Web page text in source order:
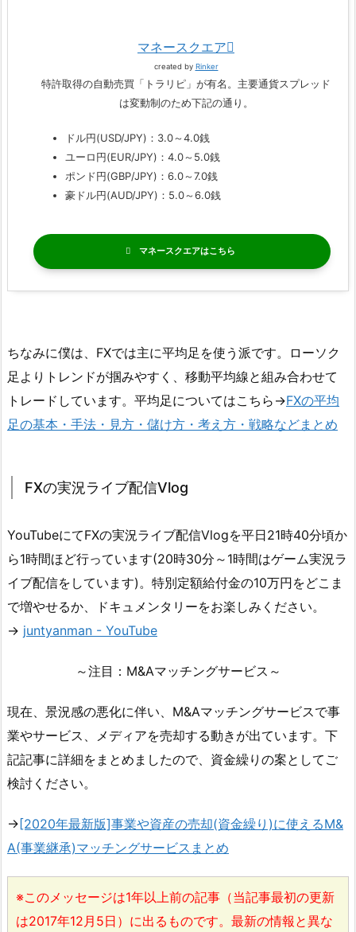
マネースクエア
created by Rinker
特許取得の自動売買「トラリピ」が有名。主要通貨スプレッド
は変動制のため下記の通り。
ドル円(USD/JPY)：3.0～4.0銭
ユーロ円(EUR/JPY)：4.0～5.0銭
ポンド円(GBP/JPY)：6.0～7.0銭
豪ドル円(AUD/JPY)：5.0～6.0銭
マネースクエア
ちなみに僕は、FXでは主に平均足を使う派です。ローソク
足よりトレンドが掴みやすく、移動平均線と組み合わせて
トレードしています。平均足についてはこちら→FXの平均
足の基本・手法・見方・儲け方・考え方・戦略などまとめ
FXの実況ライブ配信Vlog
YouTubeにてFXの実況ライブ配信Vlogを平日21時40分頃か
ら1時間ほど行っています(20時30分～1時間はゲーム実況ラ
イブ配信をしています)。特別定額給付金の10万円をどこま
で増やせるか、ドキュメンタリーをお楽しみください。
→ juntyanman - YouTube
～注目：M&Aマッチングサービス～
現在、景況感の悪化に伴い、M&Aマッチングサービスで事
業やサービス、メディアを売却する動きが出ています。下
記記事に詳細をまとめましたので、資金繰りの案としてご
検討ください。
→[2020年最新版]事業や資産の売却(資金繰り)に使えるM&
A(事業継承)マッチングサービスまとめ
※このメッセージは1年以上前の記事（当記事最初の更新
は2017年12月5日）に出るものです。最新の情報と異な